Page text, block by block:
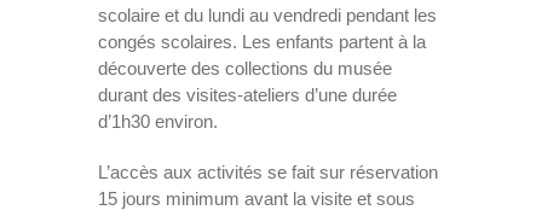
scolaire et du lundi au vendredi pendant les
congés scolaires. Les enfants partent à la
découverte des collections du musée
durant des visites-ateliers d’une durée
d’1h30 environ.
L’accès aux activités se fait sur réservation
15 jours minimum avant la visite et sous